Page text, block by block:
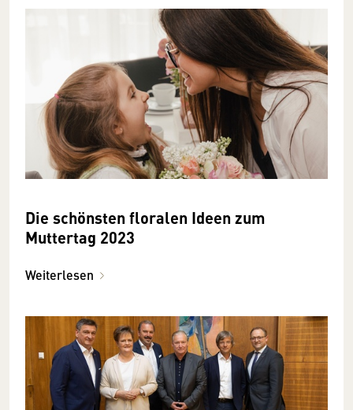
Die schönsten floralen Ideen zum
Muttertag 2023
Weiterlesen